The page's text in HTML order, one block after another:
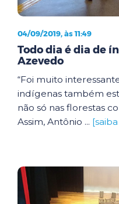
04/09/2019, às 11:49
Todo dia é dia de
Azevedo
“Foi muito
indígenas também
não só nas florestas
Assim, Antônio ...